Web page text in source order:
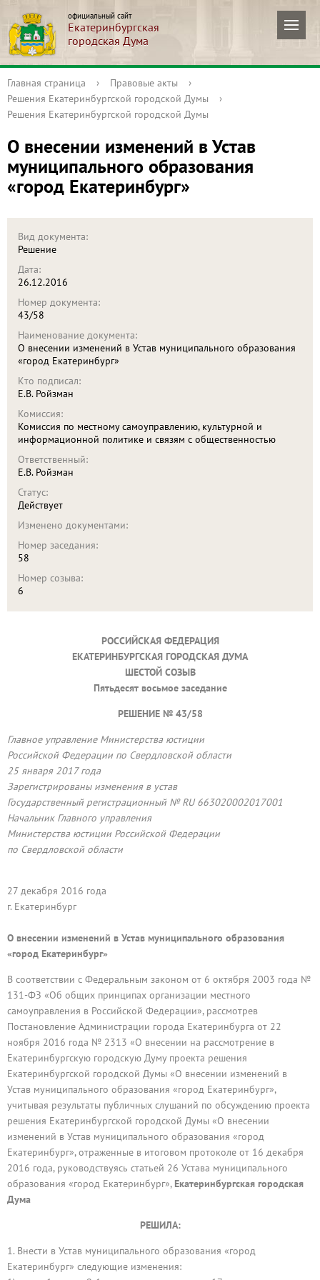
официальный сайт
Екатеринбургская
городская Дума
Главная страница › Правовые акты
›
Решения Екатеринбургской городской Думы
›
Решения Екатеринбургской городской Думы
О внесении изменений в Устав
муниципального образования
«город Екатеринбург»
Вид документа:
Решение
Дата:
26.12.2016
Номер документа:
43/58
Наименование документа:
О внесении изменений в Устав муниципального образования
«город Екатеринбург»
Кто подписал:
Е.В. Ройзман
Комиссия:
Комиссия по местному самоуправлению, культурной и
информационной политике и связям с общественностью
Ответственный:
Е.В. Ройзман
Статус:
Действует
Изменено документами:
Номер заседания:
58
Номер созыва:
6
РОССИЙСКАЯ ФЕДЕРАЦИЯ
ЕКАТЕРИНБУРГСКАЯ ГОРОДСКАЯ ДУМА
ШЕСТОЙ СОЗЫВ
Пятьдесят восьмое заседание
РЕШЕНИЕ № 43/58
Главное управление Министерства юстиции
Российской Федерации по Свердловской области
25 января 2017 года
Зарегистрированы изменения в устав
Государственный регистрационный № RU 663020002017001
Начальник Главного управления
Министерства юстиции Российской Федерации
по Свердловской области
27 декабря 2016 года
г. Екатеринбург
О внесении изменений в Устав муниципального образования
«город Екатеринбург»
В соответствии с Федеральным законом от 6 октября 2003 года №
131-ФЗ «Об общих принципах организации местного
самоуправления в Российской Федерации», рассмотрев
Постановление Администрации города Екатеринбурга от 22
ноября 2016 года № 2313 «О внесении на рассмотрение в
Екатеринбургскую городскую Думу проекта решения
Екатеринбургской городской Думы «О внесении изменений в
Устав муниципального образования «город Екатеринбург»,
учитывая результаты публичных слушаний по обсуждению проекта
решения Екатеринбургской городской Думы «О внесении
изменений в Устав муниципального образования «город
Екатеринбург», отраженные в итоговом протоколе от 16 декабря
2016 года, руководствуясь статьей 26 Устава муниципального
образования «город Екатеринбург», Екатеринбургская городская
Дума
РЕШИЛА:
1. Внести в Устав муниципального образования «город
Екатеринбург» следующие изменения: